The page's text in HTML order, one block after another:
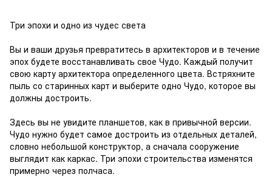
Три эпохи и одно из чудес света
Вы и ваши друзья превратитесь в архитекторов и в течение
эпох будете восстанавливать свое Чудо. Каждый получит
свою карту архитектора определенного цвета. Встряхните
пыль со старинных карт и выберите одно Чудо, которое вы
должны достроить.
Здесь вы не увидите планшетов, как в привычной версии.
Чудо нужно будет самое достроить из отдельных деталей,
словно небольшой конструктор, а сначала сооружение
выглядит как каркас. Три эпохи строительства изменятся
примерно через полчаса.